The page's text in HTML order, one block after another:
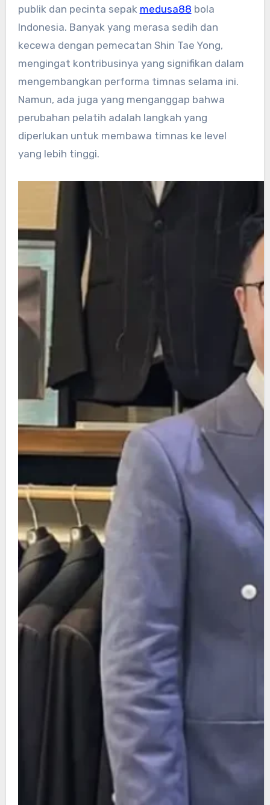
publik dan pecinta sepak medusa88 bola
Indonesia. Banyak yang merasa sedih dan
kecewa dengan pemecatan Shin Tae Yong,
mengingat kontribusinya yang signifikan dalam
mengembangkan performa timnas selama ini.
Namun, ada juga yang menganggap bahwa
perubahan pelatih adalah langkah yang
diperlukan untuk membawa timnas ke level
yang lebih tinggi.